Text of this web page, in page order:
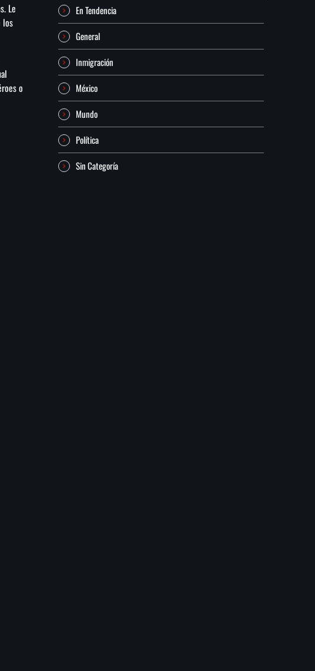
Le
los
o
En Tendencia
General
Inmigración
México
Mundo
Política
Sin Categoría